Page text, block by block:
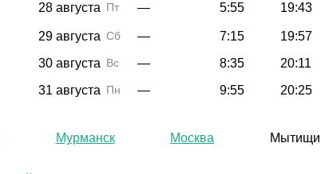
28 августа Пт — 5:55 19:43
29 августа Сб — 7:15 19:57
30 августа Вс — 8:35 20:11
31 августа Пн — 9:55 20:25
Мурманск Москва Мытищи